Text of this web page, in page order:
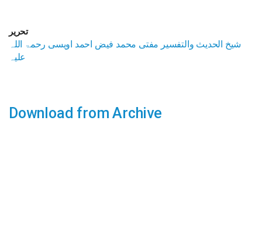
تحریر
شیخ الحدیث والتفسیر مفتی محمد فیض احمد اویسی رحمۃ اللہ
علیہ
Download from Archive